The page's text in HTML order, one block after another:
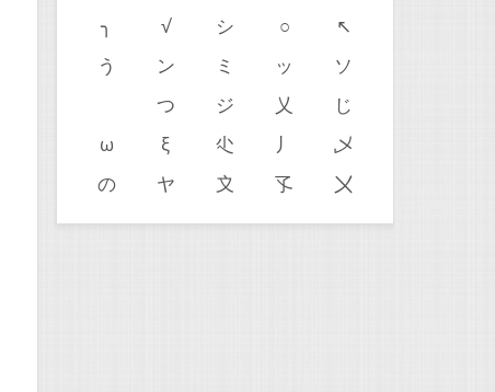
╮
√ シ ○
↖
う
ン ミ ッ
ソ
つ ジ 乂
じ
ω
ξ 尐 丿
乄
の
ヤ 〩 孓 〤